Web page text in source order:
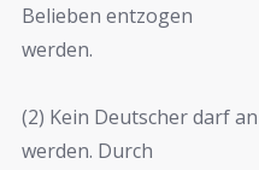
Belieben entzogen
werden.
(2) Kein Deutscher darf
werden. Durch